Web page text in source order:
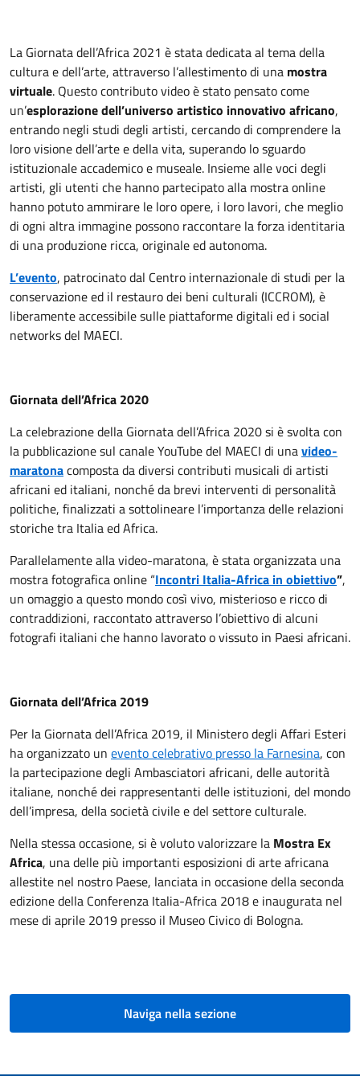
La Giornata dell’Africa 2021 è stata dedicata al tema della
cultura e dell’arte, attraverso l’allestimento di una mostra
virtuale. Questo contributo video è stato pensato come
un’esplorazione dell’universo artistico innovativo africano,
entrando negli studi degli artisti, cercando di comprendere la
loro visione dell’arte e della vita, superando lo sguardo
istituzionale accademico e museale. Insieme alle voci degli
artisti, gli utenti che hanno partecipato alla mostra online
hanno potuto ammirare le loro opere, i loro lavori, che meglio
di ogni altra immagine possono raccontare la forza identitaria
di una produzione ricca, originale ed autonoma.
L’evento, patrocinato dal Centro internazionale di studi per la
conservazione ed il restauro dei beni culturali (ICCROM), è
liberamente accessibile sulle piattaforme digitali ed i social
networks del MAECI.
Giornata dell’Africa 2020
La celebrazione della Giornata dell’Africa 2020 si è svolta con
la pubblicazione sul canale YouTube del MAECI di unavideo-
maratonacomposta da diversi contributi musicali di artisti
africani ed italiani, nonché da brevi interventi di personalità
politiche, finalizzati a sottolineare l’importanza delle relazioni
storiche tra Italia ed Africa.
Parallelamente alla video-maratona, è stata organizzata una
mostra fotografica online “Incontri Italia-Africa in obiettivo”,
un omaggio a questo mondo così vivo, misterioso e ricco di
contraddizioni, raccontato attraverso l’obiettivo di alcuni
fotografi italiani che hanno lavorato o vissuto in Paesi africani.
Giornata dell’Africa 2019
Per la Giornata dell’Africa 2019, il Ministero degli Affari Esteri
ha organizzato un evento celebrativo presso la Farnesina, con
la partecipazione degli Ambasciatori africani, delle autorità
italiane, nonché dei rappresentanti delle istituzioni, del mondo
dell’impresa, della società civile e del settore culturale.
Nella stessa occasione, si è voluto valorizzare la Mostra Ex
Africa, una delle più importanti esposizioni di arte africana
allestite nel nostro Paese, lanciata in occasione della seconda
edizione della Conferenza Italia-Africa 2018 e inaugurata nel
mese di aprile 2019 presso il Museo Civico di Bologna.
Naviga nella sezione